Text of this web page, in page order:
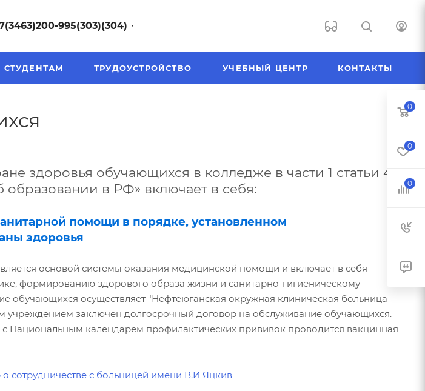
995(303)(304)
СТУДЕНТАМ ТРУДОУСТРОЙСТВО УЧЕБНЫЙ ЦЕНТР КОНТАКТЫ
здоровья обучающихся в колледже в части 1 статьи 41
в РФ» включает в себя:
помощи в порядке, установленном
здоровья
основой системы оказания медицинской помощи и включает в себя
формированию здорового образа жизни и санитарно-гигиеническому
обучающихся осуществляет "Нефтеюганская окружная клиническая больница
заключен долгосрочный договор на обслуживание обучающихся.
Национальным календарем профилактических прививок проводится вакцинная
сотрудничестве с больницей имени В.И Яцкив
0
0
0